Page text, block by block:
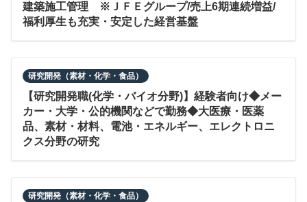
建築施工管理 ※ＪＦＥグループ/売上6期連続増益/
福利厚生も充実・安定した経営基盤
研究開発（素材・化学・食品）
【研究開発職(化学・バイオ分野)】経験者向け◆メー
カー・大学・公的機関などで勤務◆大医療・医薬
品、素材・材料、電池・エネルギー、エレクトロニ
クス分野の研究
研究開発（素材・化学・食品）